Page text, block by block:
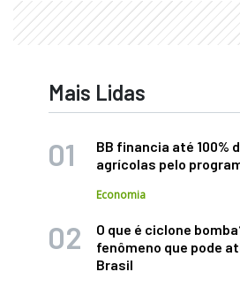
Mais Lidas
BB financia até 100%
agrícolas pelo
Economia
O que é ciclone
fenômeno que pode
Brasil